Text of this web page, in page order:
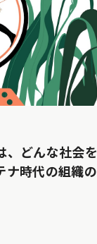
、どんな社会を
ナ時代の組織の